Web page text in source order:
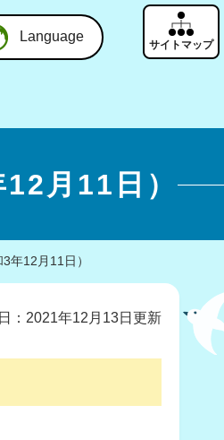
Language
月11日）
年12月11日）
：2021年12月13日更新